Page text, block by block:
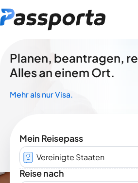
Planen, beantragen,
Alles an einem Ort.
Mehr als nur Visa.
Mein Reisepass
Vereinigte Staaten
Reise nach